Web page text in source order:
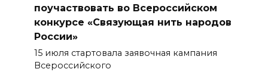
поучаствовать во Всероссийском
конкурсе «Связующая нить народов
России»
15 июля стартовала заявочная кампания
Всероссийского